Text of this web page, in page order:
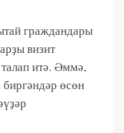
граждандары
визит
итә. Әммә,
биргәндәр өсөн